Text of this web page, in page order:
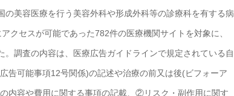
美容医療を行う美容外科や形成外科等の診療科を有する病
クセスが可能であった782件の医療機関サイトを対象に、
調査の内容は、医療広告ガイドラインで規定されている自
告可能事項12号関係)の記述や治療の前又は後(ビフォーア
内容や費用に関する事項の記載、②リスク・副作用に関す